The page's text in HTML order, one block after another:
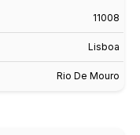
11008
Lisboa
Rio De Mouro